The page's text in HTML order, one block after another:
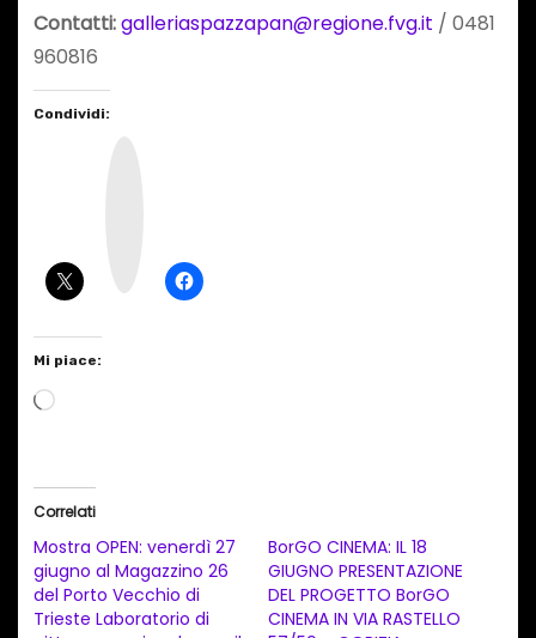
Contatti:galleriaspazzapan@regione.fvg.it / 0481
960816
Condividi:
Mi piace:
C
a
m
e
Correlati
Mostra OPEN: venerdì 27
giugno al Magazzino 26
del Porto Vecchio di
Trieste Laboratorio di
BorGO CINEMA: IL 18
GIUGNO PRESENTAZIONE
DEL PROGETTO BorGO
CINEMA IN VIA RASTELLO